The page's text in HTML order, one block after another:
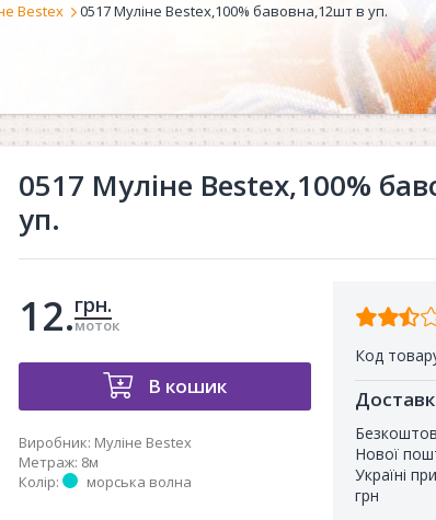
Bestex 0517 Муліне Bestex,100% бавовна,12шт в уп.
0517 Муліне Bestex,100%
уп.
12.грн.
моток
В кошик
Виробник: Муліне Bestex
Метраж: 8м
Колір: морська волна
Код
Нової
Україні
грн